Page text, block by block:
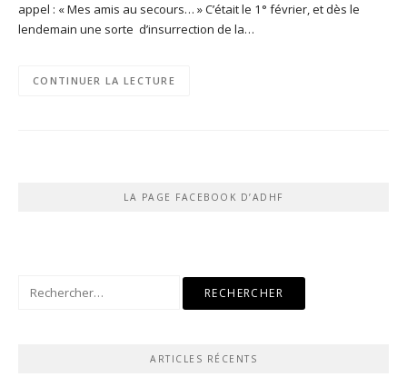
appel : « Mes amis au secours… » C’était le 1° février, et dès le
lendemain une sorte d’insurrection de la…
CONTINUER LA LECTURE
LA PAGE FACEBOOK D’ADHF
Rechercher :
ARTICLES RÉCENTS